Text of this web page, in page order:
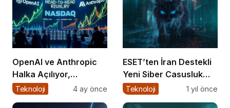
OpenAI ve Anthropic
Halka Açılıyor,
Kazanan Kim?
Teknoloji 4 ay önce
ESET’ten İran Destekli
Yeni Siber Casusluk
Operasyonu Uyarısı
Teknoloji 1 yıl önce